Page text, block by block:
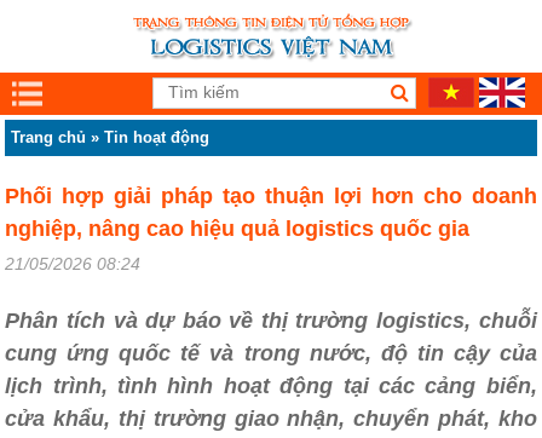
Trang chủ »Tin hoạt động
Phối hợp giải pháp tạo thuận lợi hơn cho doanh
nghiệp, nâng cao hiệu quả logistics quốc gia
21/05/2026 08:24
Phân tích và dự báo về thị trường logistics, chuỗi
cung ứng quốc tế và trong nước, độ tin cậy của
lịch trình, tình hình hoạt động tại các cảng biển,
cửa khẩu, thị trường giao nhận, chuyển phát, kho